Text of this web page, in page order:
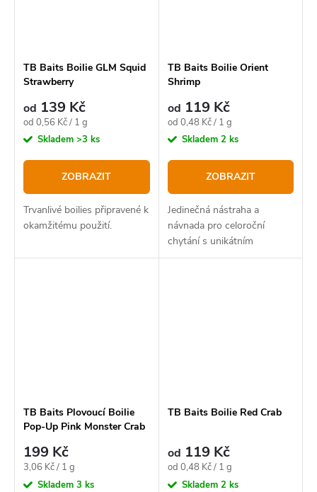
TB Baits Boilie GLM Squid
Strawberry
od 139 Kč
Měrná
cena:
od 0,56 Kč / 1 g
Skladem >3 ks
ZOBRAZIT
Trvanlivé boilies připravené k
okamžitému použití.
TB Baits Boilie Orient
Shrimp
od 119 Kč
Měrná
cena:
od 0,48 Kč / 1 g
Skladem 2 ks
ZOBRAZIT
Jedinečná nástraha a
návnada pro celoroční
chytání s unikátním
složením.
TB Baits Plovoucí Boilie
Pop-Up Pink Monster Crab
199 Kč
Měrná
cena:
3,06 Kč / 1 g
Skladem 3 ks
TB Baits Boilie Red Crab
od 119 Kč
Měrná
cena:
od 0,48 Kč / 1 g
Skladem 2 ks